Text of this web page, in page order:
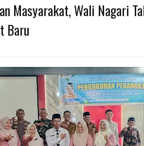
Masyarakat, Wali Nagari
Baru